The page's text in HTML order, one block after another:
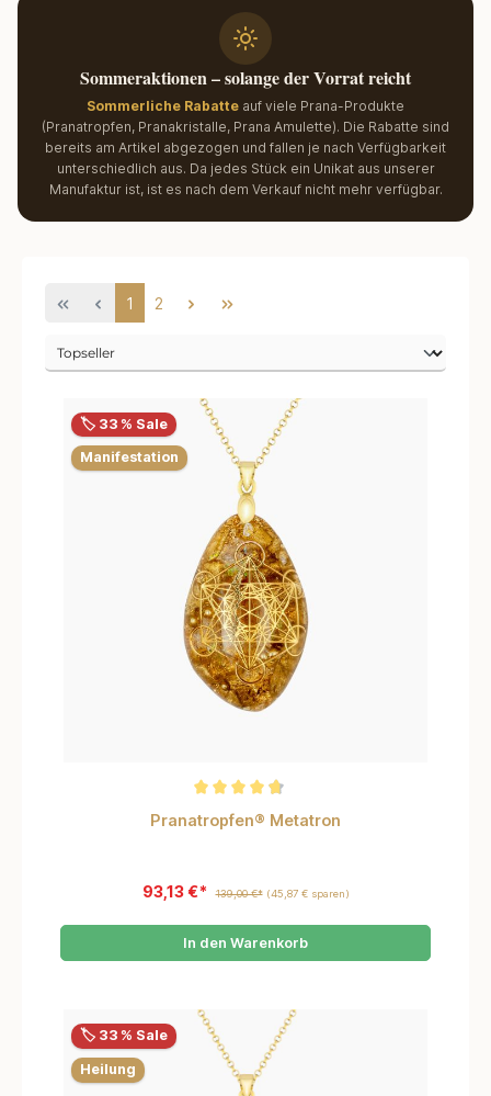
Sommeraktionen – solange der Vorrat reicht
Sommerliche Rabatte auf viele Prana-Produkte
(Pranatropfen, Pranakristalle, Prana Amulette). Die Rabatte sind
bereits am Artikel abgezogen und fallen je nach Verfügbarkeit
unterschiedlich aus. Da jedes Stück ein Unikat aus unserer
Manufaktur ist, ist es nach dem Verkauf nicht mehr verfügbar.
1 2
🏷️ 33 % Sale
Manifestation
Durchschnittliche Bewertung von 4.7 von 5 Sternen
Pranatropfen® Metatron
93,13 €* 139,00 €* (45,87 € sparen)
In den Warenkorb
🏷️ 33 % Sale
Heilung